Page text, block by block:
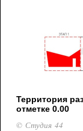
Территория
отметке 0.00
© Студия 44